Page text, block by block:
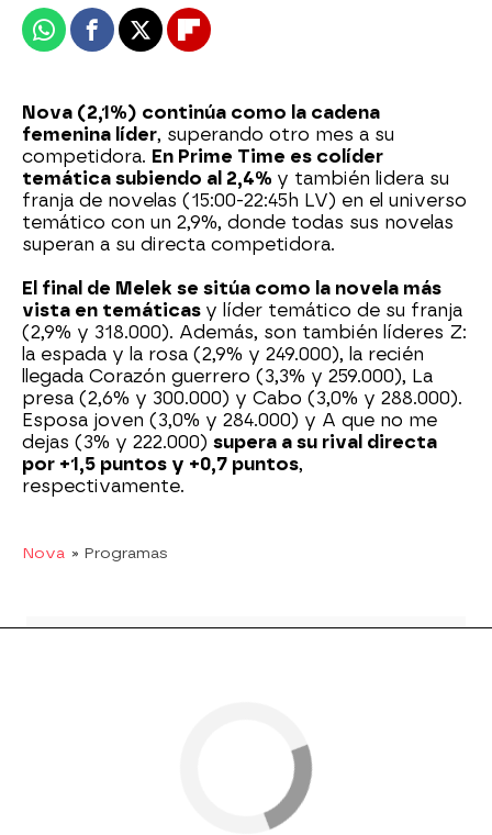
WhatsappFacebook
X Flipboard
Nova (2,1%) continúa como la cadena
femenina líder, superando otro mes a su
competidora. En Prime Time es colíder
temática subiendo al 2,4% y también lidera su
franja de novelas (15:00-22:45h LV) en el universo
temático con un 2,9%, donde todas sus novelas
superan a su directa competidora.
El final de Melek se sitúa como la novela más
vista en temáticas y líder temático de su franja
(2,9% y 318.000). Además, son también líderes Z:
la espada y la rosa (2,9% y 249.000), la recién
llegada Corazón guerrero (3,3% y 259.000), La
presa (2,6% y 300.000) y Cabo (3,0% y 288.000).
Esposa joven (3,0% y 284.000) y A que no me
dejas (3% y 222.000) supera a su rival directa
por +1,5 puntos y +0,7 puntos,
respectivamente.
Nova » Programas